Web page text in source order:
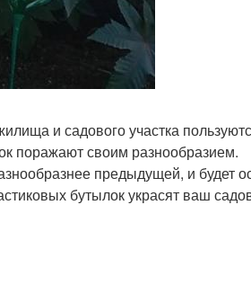
и садового участка
поражают своим разнообразием.
предыдущей, и будет
бутылок украсят ваш